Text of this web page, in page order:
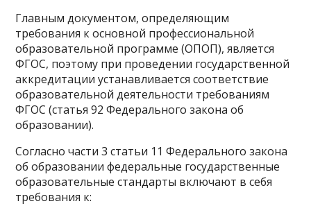
Главным документом, определяющим
требования к основной профессиональной
образовательной программе (ОПОП), является
ФГОС, поэтому при проведении государственной
аккредитации устанавливается соответствие
образовательной деятельности требованиям
ФГОС (статья 92 Федерального закона об
образовании).
Согласно части 3 статьи 11 Федерального закона
об образовании федеральные государственные
образовательные стандарты включают в себя
требования к: